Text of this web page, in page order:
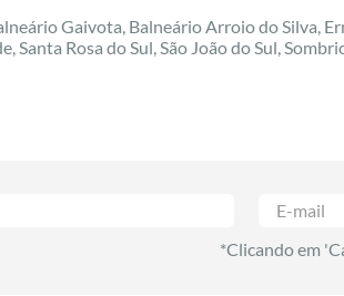
Gaivota, Balneário Arroio do Silva,
Santa Rosa do Sul, São João do Sul,
*Clicando em